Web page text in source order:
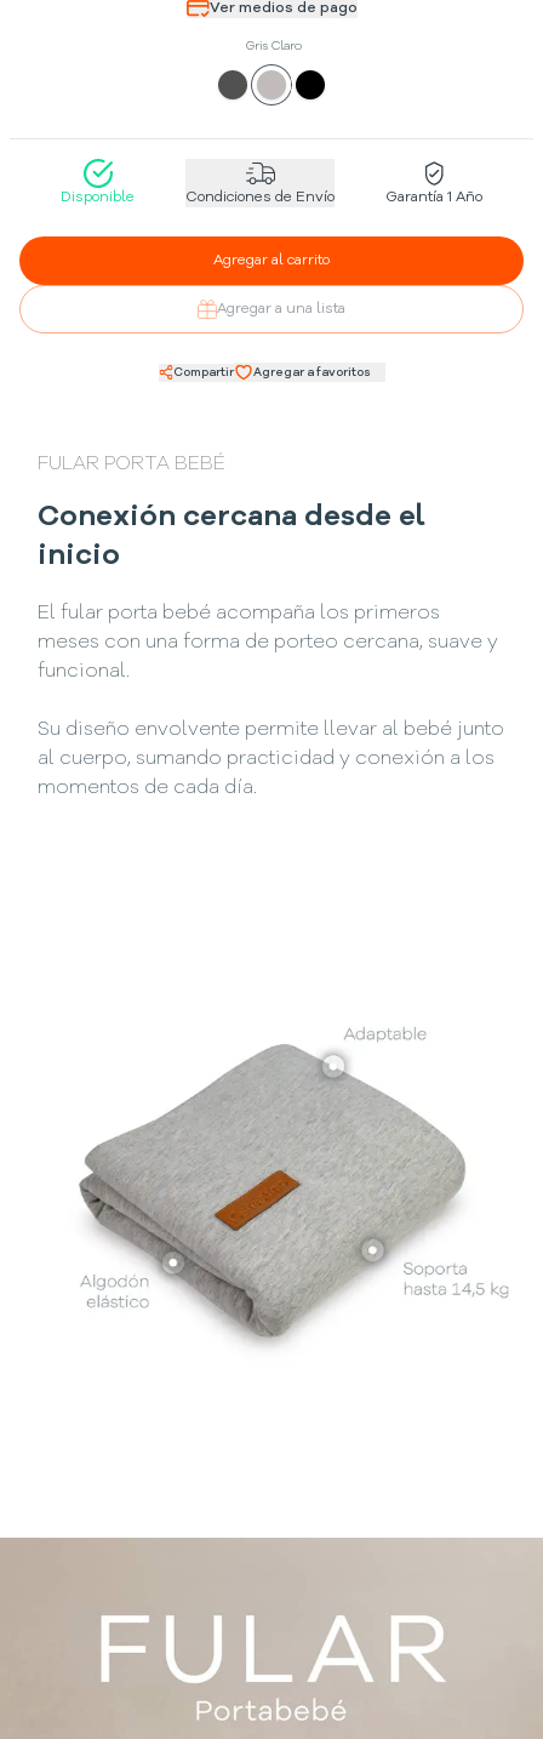
Ver medios de pago
Gris Claro
Disponible Condiciones de Envío Garantía 1 Año
Agregar al carrito
Agregar a una lista
Compartir Agregar a favoritos
FULAR PORTA BEBÉ
Conexión cercana desde el
inicio
El fular porta bebé acompaña los primeros
meses con una forma de porteo cercana, suave y
funcional.
Su diseño envolvente permite llevar al bebé junto
al cuerpo, sumando practicidad y conexión a los
momentos de cada día.